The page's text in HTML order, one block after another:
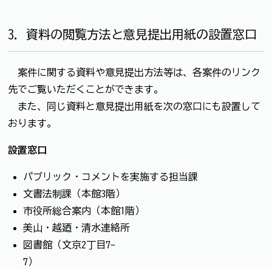
3．資料の閲覧方法と意見提出用紙の設置窓口
案件に関する資料や意見提出方法等は、各案件のリンク
先でご覧いただくことができます。
また、同じ資料と意見提出用紙を次の窓口にも設置して
おります。
設置窓口
パブリック・コメントを実施する担当課
文書法制課（本館3階）
市役所総合案内（本館1階）
美山・越廼・清水連絡所
図書館（文京2丁目7-
7